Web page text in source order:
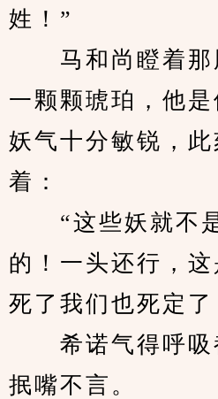
姓！”
马和尚瞪着那
一颗颗琥珀，他
妖气十分敏锐，
着：
“这些妖就不是
的！一头还行，
死了我们也死定了
希诺气得呼吸
抿嘴不言。